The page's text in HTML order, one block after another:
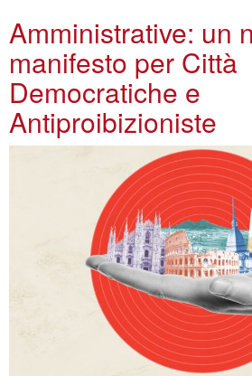
Amministrative: un
manifesto per Città
Democratiche e
Antiproibizioniste